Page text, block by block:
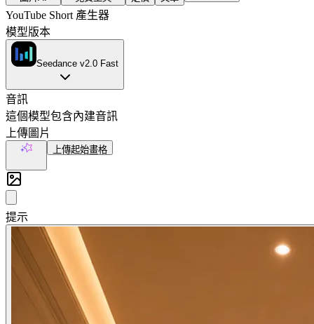
YouTube Short 產生器
模型版本
Seedance v2.0 Fast
音訊
這個模型包含內建音訊
上傳圖片
上傳起始畫格
提示